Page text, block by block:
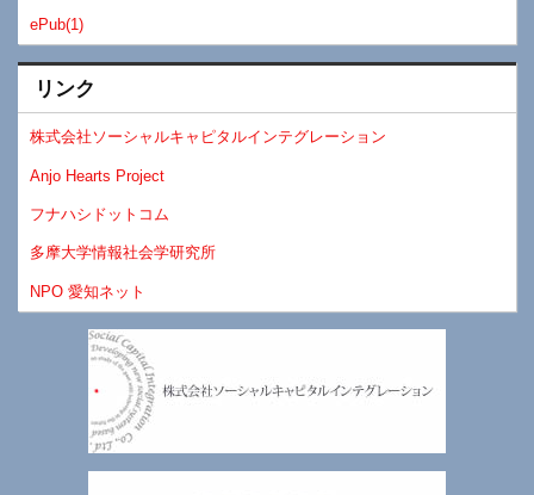
ePub(1)
リンク
株式会社ソーシャルキャピタルインテグレーション
Anjo Hearts Project
フナハシドットコム
多摩大学情報社会学研究所
NPO 愛知ネット